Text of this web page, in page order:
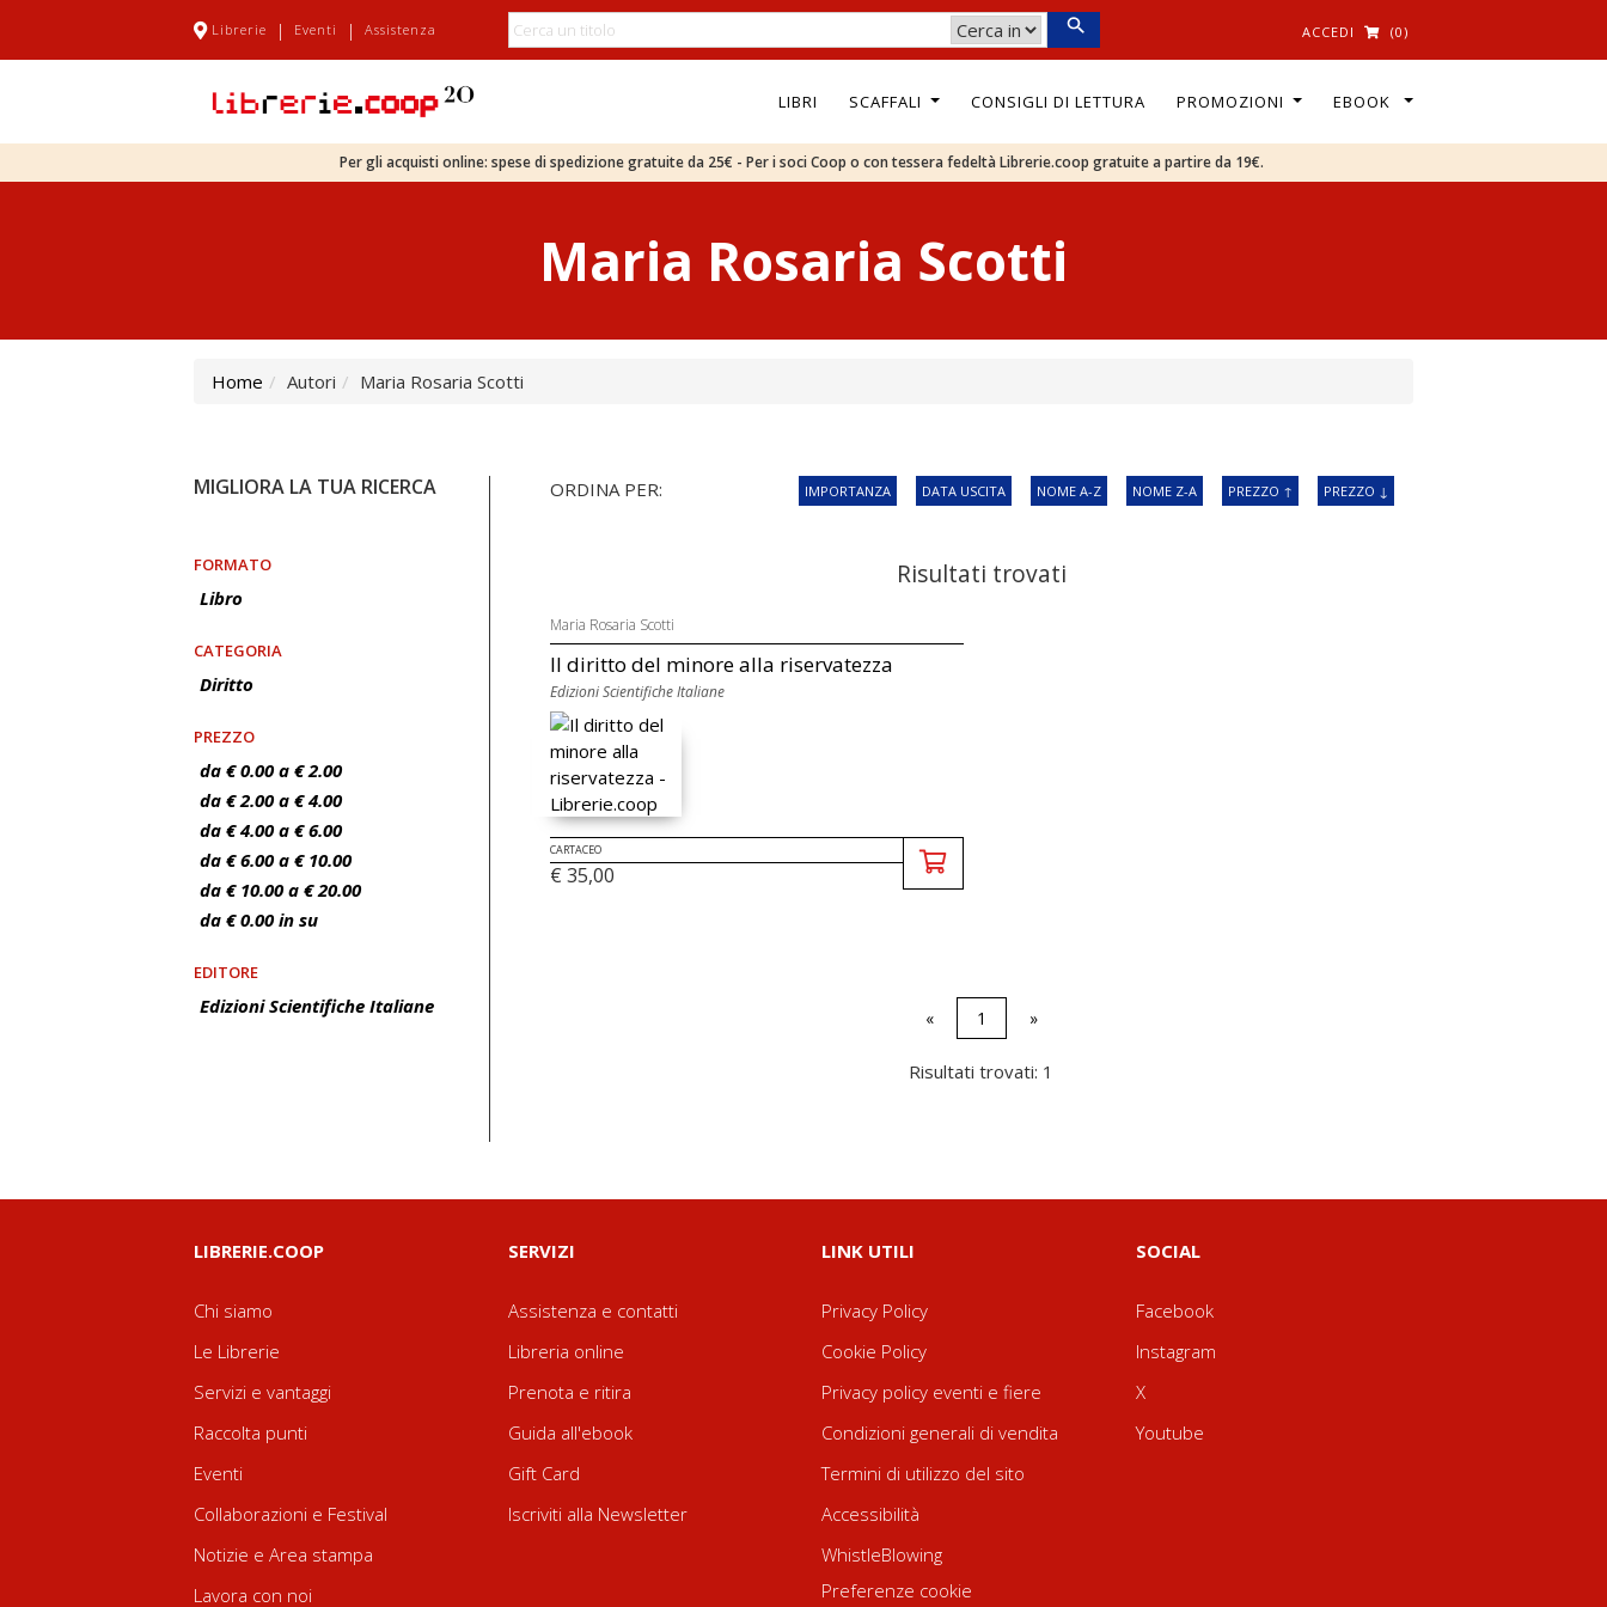
Librerie | Eventi | Assistenza ACCEDI (0)
LIBRI SCAFFALI CONSIGLI DI LETTURA PROMOZIONI EBOOK
Per gli acquisti online: spese di spedizione gratuite da 25€ - Per i soci Coop o con tessera fedeltà Librerie.coop gratuite a partire da 19€.
Maria Rosaria Scotti
Home Autori Maria Rosaria Scotti
MIGLIORA LA TUA RICERCA
FORMATO
Libro
CATEGORIA
Diritto
PREZZO
da € 0.00 a € 2.00
da € 2.00 a € 4.00
da € 4.00 a € 6.00
da € 6.00 a € 10.00
da € 10.00 a € 20.00
da € 0.00 in su
EDITORE
Edizioni Scientifiche Italiane
ORDINA PER: IMPORTANZA DATA USCITA NOME A-Z NOME Z-A PREZZO ↑ PREZZO ↓
Risultati trovati
Maria Rosaria Scotti
Il diritto del minore alla riservatezza
Edizioni Scientifiche Italiane
CARTACEO
€ 35,00
« 1 »
Risultati trovati: 1
LIBRERIE.COOP
Chi siamo
Le Librerie
Servizi e vantaggi
Raccolta punti
Eventi
Collaborazioni e Festival
Notizie e Area stampa
Lavora con noi
SERVIZI
Assistenza e contatti
Libreria online
Prenota e ritira
Guida all'ebook
Gift Card
Iscriviti alla Newsletter
LINK UTILI
Privacy Policy
Cookie Policy
Privacy policy eventi e fiere
Condizioni generali di vendita
Termini di utilizzo del sito
Accessibilità
WhistleBlowing
Preferenze cookie
SOCIAL
Facebook
Instagram
X
Youtube